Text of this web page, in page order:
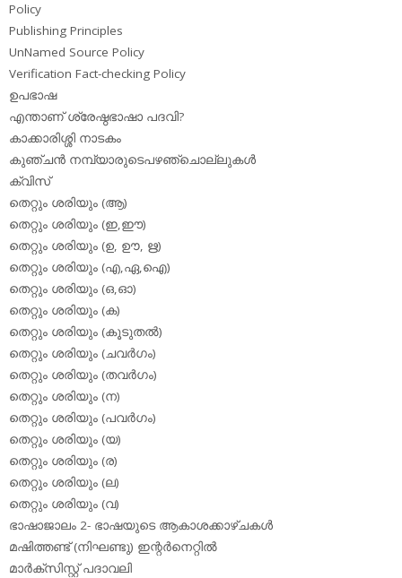
Policy
Publishing Principles
UnNamed Source Policy
Verification Fact-checking Policy
ഉപഭാഷ
എന്താണ് ശ്രേഷ്ഠഭാഷാ പദവി?
കാക്കാരിശ്ശി നാടകം
കുഞ്ചന്‍ നമ്പ്യാരുടെപഴഞ്ചൊല്ലുകള്‍
ക്വിസ്
തെറ്റും ശരിയും (ആ)
തെറ്റും ശരിയും (ഇ,ഈ)
തെറ്റും ശരിയും (ഉ, ഊ, ഋ)
തെറ്റും ശരിയും (എ,ഏ,ഐ)
തെറ്റും ശരിയും (ഒ,ഓ)
തെറ്റും ശരിയും (ക)
തെറ്റും ശരിയും (കൂടുതല്‍)
തെറ്റും ശരിയും (ചവര്‍ഗം)
തെറ്റും ശരിയും (തവര്‍ഗം)
തെറ്റും ശരിയും (ന)
തെറ്റും ശരിയും (പവര്‍ഗം)
തെറ്റും ശരിയും (യ)
തെറ്റും ശരിയും (ര)
തെറ്റും ശരിയും (ല)
തെറ്റും ശരിയും (വ)
ഭാഷാജാലം 2- ഭാഷയുടെ ആകാശക്കാഴ്ചകള്‍
മഷിത്തണ്ട് (നിഘണ്ടു) ഇന്റര്‍നെറ്റില്‍
മാര്‍ക്‌സിസ്റ്റ് പദാവലി